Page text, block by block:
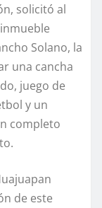
solicitó al
Solano, la
una cancha
juego de
y un
completo
de este